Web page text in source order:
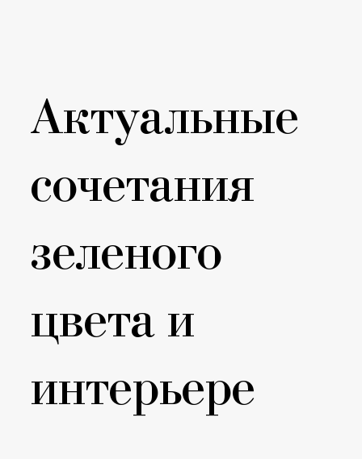
Актуальные
сочетания
зеленого
цвета и
интерьере